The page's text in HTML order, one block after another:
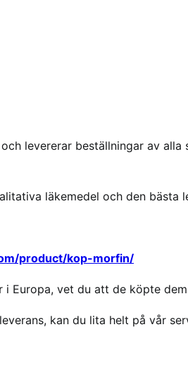
levererar beställningar av alla
läkemedel och den bästa
product/kop-morfin/
Europa, vet du att de köpte
kan du lita helt på vår